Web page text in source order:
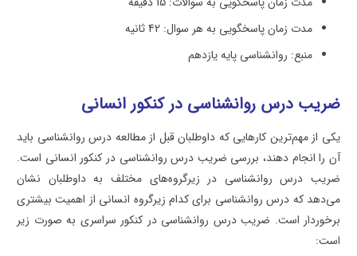
مدت زمان پاسخگویی به هر سوال: 42 ثانیه
منبع: روانشناسی پایه یازدهم
ضریب درس روانشناسی در کنکور انسانی
یکی از مهم‌ترین کارهایی که داوطلبان قبل از مطالعه درس روانشناسی باید
آن را انجام دهند، بررسی ضریب درس روانشناسی در کنکور انسانی است.
ضریب درس روانشناسی در زیرگروه‌های مختلف به داوطلبان نشان
می‌دهد که درس روانشناسی برای کدام زیرگروه انسانی از اهمیت بیشتری
برخوردار است. ضریب درس روانشناسی در کنکور سراسری به صورت زیر
است: